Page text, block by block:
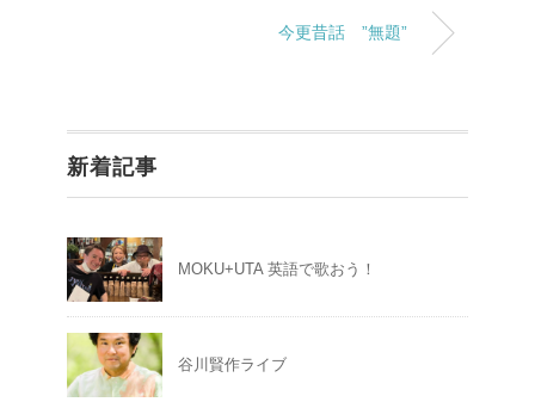
今更昔話 ”無題”
新着記事
MOKU+UTA 英語で歌おう！
谷川賢作ライブ